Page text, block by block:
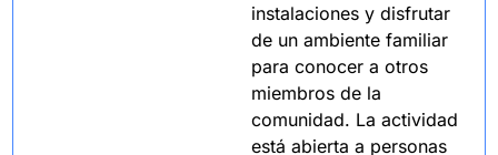
instalaciones y disfrutar
de un ambiente familiar
para conocer a otros
miembros de la
comunidad. La actividad
está abierta a personas